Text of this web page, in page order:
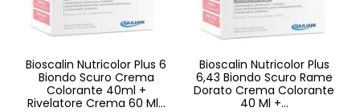
Bioscalin Nutricolor Plus 6
Biondo Scuro Crema
Colorante 40ml +
Rivelatore Crema 60 Ml...
Bioscalin Nutricolor Plus
6,43 Biondo Scuro Rame
Dorato Crema Colorante
40 Ml +...